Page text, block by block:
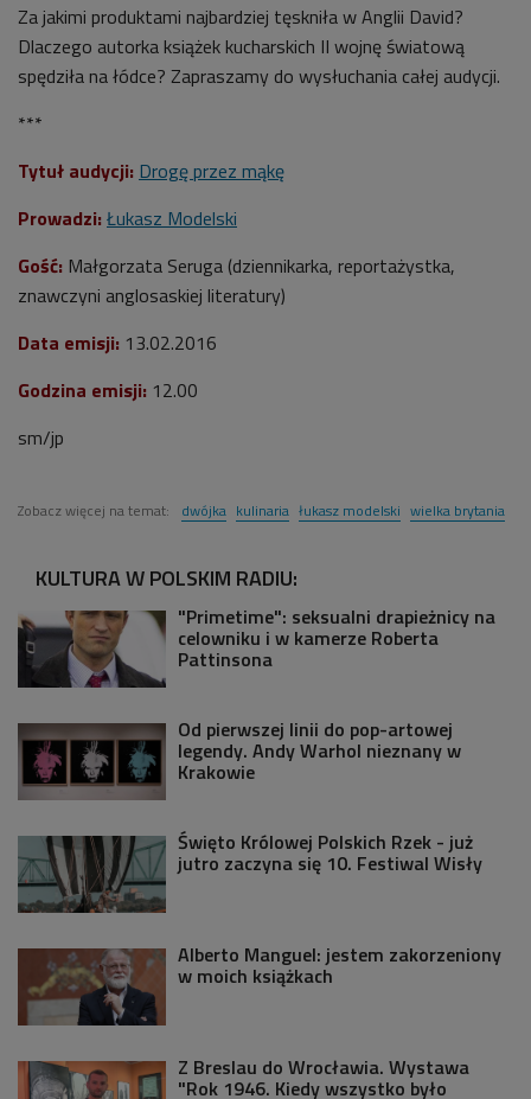
Za jakimi produktami najbardziej tęskniła w Anglii David?
Dlaczego autorka książek kucharskich II wojnę światową
spędziła na łódce? Zapraszamy do wysłuchania całej audycji.
***
Tytuł audycji: Drogę przez mąkę
Prowadzi: Łukasz Modelski
Gość: Małgorzata Seruga (dziennikarka, reportażystka,
znawczyni anglosaskiej literatury)
Data emisji: 13.02.2016
Godzina emisji: 12.00
sm/jp
Zobacz więcej na temat: dwójka kulinaria łukasz modelski wielka brytania
KULTURA W POLSKIM RADIU:
"Primetime": seksualni drapieżnicy na
celowniku i w kamerze Roberta
Pattinsona
Od pierwszej linii do pop-artowej
legendy. Andy Warhol nieznany w
Krakowie
Święto Królowej Polskich Rzek - już
jutro zaczyna się 10. Festiwal Wisły
Alberto Manguel: jestem zakorzeniony
w moich książkach
Z Breslau do Wrocławia. Wystawa
"Rok 1946. Kiedy wszystko było